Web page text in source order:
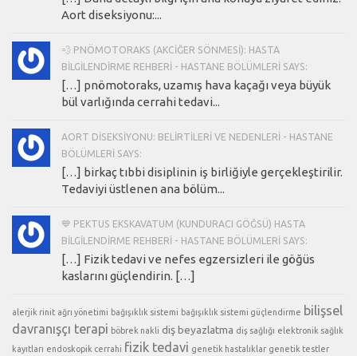
Aort diseksiyonu:...
💨 PNÖMOTORAKS (AKCIĞER SÖNMESI): HASTA
BILGILENDIRME REHBERI - HASTANE BÖLÜMLERI SAYS:
[…] pnömotoraks, uzamış hava kaçağı veya büyük
bül varlığında cerrahi tedavi...
AORT DISEKSIYONU: BELIRTILERI VE NEDENLERI - HASTANE
BÖLÜMLERI SAYS:
[…] birkaç tıbbi disiplinin iş birliğiyle gerçekleştirilir.
Tedaviyi üstlenen ana bölüm...
💙 PEKTUS EKSKAVATUM (KUNDURACI GÖĞSÜ) HASTA
BILGILENDIRME REHBERI - HASTANE BÖLÜMLERI SAYS:
[…] Fizik tedavi ve nefes egzersizleri ile göğüs
kaslarını güçlendirin. […]
alerjik rinit ağrı yönetimi bağışıklık sistemi bağışıklık sistemi güçlendirme bilişsel
davranışçı terapi böbrek nakli diş beyazlatma diş sağlığı elektronik sağlık
kayıtları endoskopik cerrahi fizik tedavi genetik hastalıklar genetik testler